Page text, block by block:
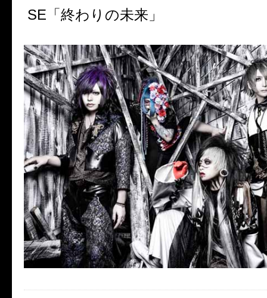
SE 「終わりの未来」